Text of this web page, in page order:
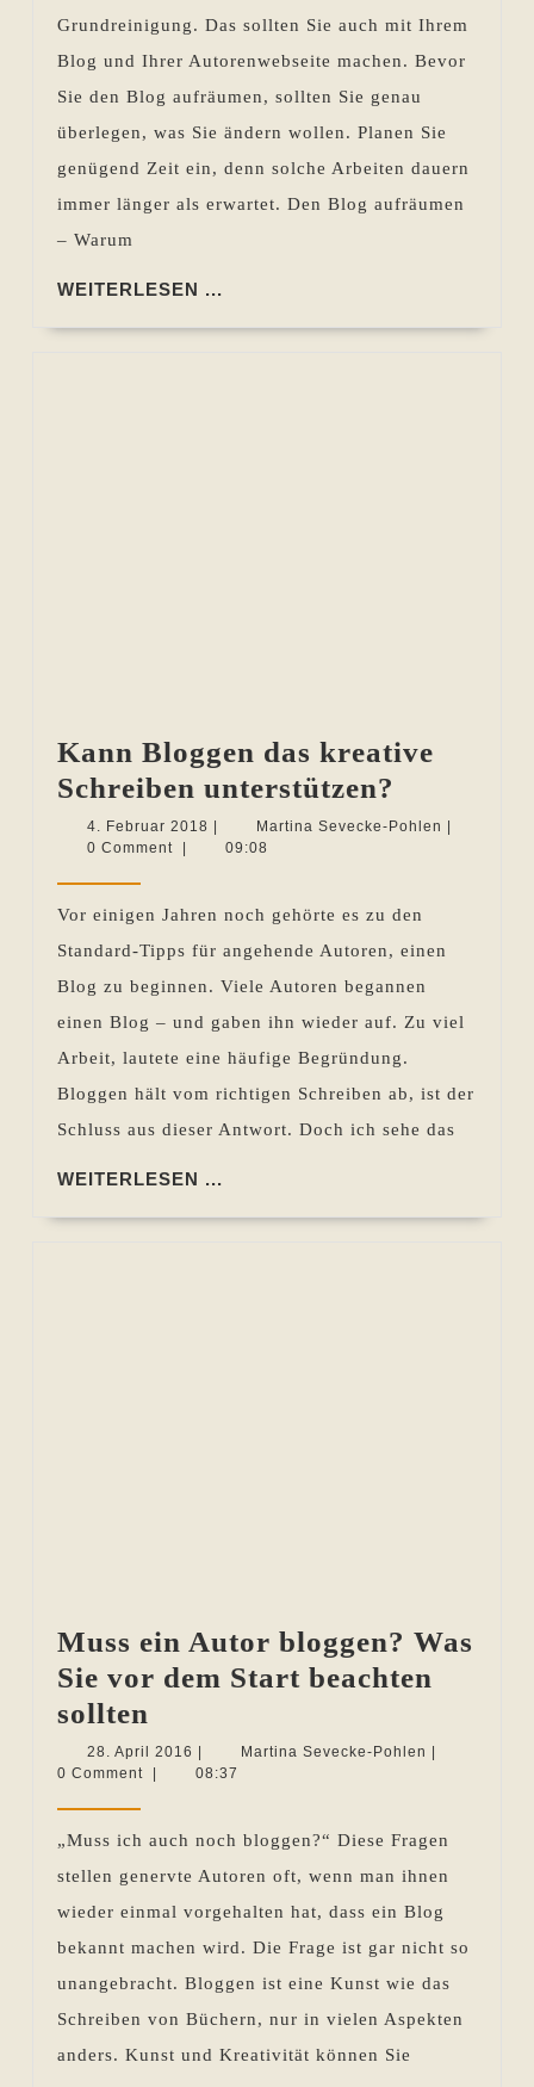
Grundreinigung. Das sollten Sie auch mit Ihrem
Blog und Ihrer Autorenwebseite machen. Bevor
Sie den Blog aufräumen, sollten Sie genau
überlegen, was Sie ändern wollen. Planen Sie
genügend Zeit ein, denn solche Arbeiten dauern
immer länger als erwartet. Den Blog aufräumen
– Warum
WEITERLESEN ...
Kann Bloggen das kreative
Schreiben unterstützen?
Bloggen
Schreiben
4. Februar 2018 4.
Februar
Martina Sevecke-Pohlen Martina
0 Comment
09:08
Vor einigen Jahren noch gehörte es zu den
Standard-Tipps für angehende Autoren, einen
Blog zu beginnen. Viele Autoren begannen
einen Blog – und gaben ihn wieder auf. Zu viel
Arbeit, lautete eine häufige Begründung.
Bloggen hält vom richtigen Schreiben ab, ist der
Schluss aus dieser Antwort. Doch ich sehe das
WEITERLESEN ...
Muss ein Autor bloggen? Was
Sie vor dem Start beachten
sollten
ein
Autor
Was
Sie
vor
dem
Start
beachten
sollten
28. April 2016 28.
April
| Martina Sevecke-Pohlen Martina
|
0 Comment
| 08:37
„Muss ich auch noch bloggen?“ Diese Fragen
stellen genervte Autoren oft, wenn man ihnen
wieder einmal vorgehalten hat, dass ein Blog
bekannt machen wird. Die Frage ist gar nicht so
unangebracht. Bloggen ist eine Kunst wie das
Schreiben von Büchern, nur in vielen Aspekten
anders. Kunst und Kreativität können Sie